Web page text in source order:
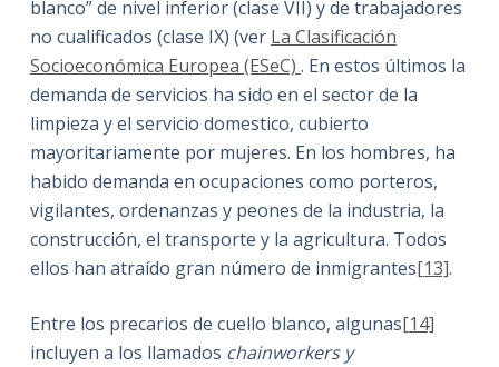
blanco” de nivel inferior (clase VII) y de trabajadores
no cualificados (clase IX) (ver La Clasificación
Socioeconómica Europea (ESeC) . En estos últimos la
demanda de servicios ha sido en el sector de la
limpieza y el servicio domestico, cubierto
mayoritariamente por mujeres. En los hombres, ha
habido demanda en ocupaciones como porteros,
vigilantes, ordenanzas y peones de la industria, la
construcción, el transporte y la agricultura. Todos
ellos han atraído gran número de inmigrantes[13].
Entre los precarios de cuello blanco, algunas[14]
incluyen a los llamados chainworkers y